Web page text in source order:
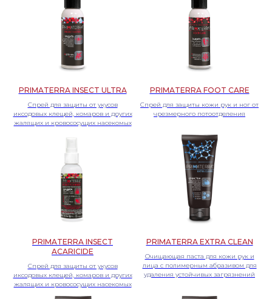
PRIMATERRA INSECT ULTRA
Спрей для защиты от укусов
иксодовых клещей, комаров и других
жалящих и кровососущих насекомых
PRIMATERRA FOOT CARE
Спрей для защиты кожи рук и ног от
чрезмерного потоотделения
PRIMATERRA INSECT
ACARICIDE
Спрей для защиты от укусов
иксодовых клещей, комаров и других
жалящих и кровососущих насекомых
PRIMATERRA EXTRA CLEAN
Очищающая паста для кожи рук и
лица с полимерным абразивом для
удаления устойчивых загрязнений
СВЯЖИТЕСЬ С НАМИ ДЛЯ ПОЛУЧЕНИЯ
ПОДРОБНОЙ ИНФОРМАЦИИ ПО
НАШЕЙ ПРОДУКЦИИ ДСИЗ!
ЧТОБЫ ЗАДАТЬ ВОПРОС ПО ИНТЕРЕСУЮЩЕЙ
ВАС ПРОДУКЦИИ, ВОСПОЛЬЗУЙТЕСЬ
Оставить заявку